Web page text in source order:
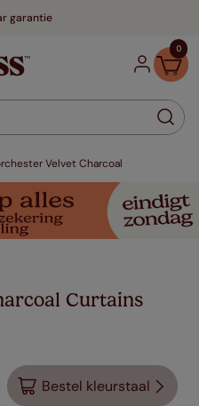
garantie
0
Velvet Charcoal
Curtains
Bestel kleurstaal